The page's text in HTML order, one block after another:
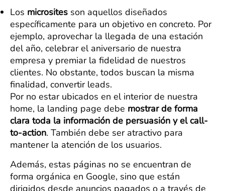
Los microsites son aquellos diseñados
específicamente para un objetivo en concreto. Por
ejemplo, aprovechar la llegada de una estación
del año, celebrar el aniversario de nuestra
empresa y premiar la fidelidad de nuestros
clientes. No obstante, todos buscan la misma
finalidad, convertir leads.
Por no estar ubicados en el interior de nuestra
home, la landing page debe mostrar de forma
clara toda la información de persuasión y el call-
to-action. También debe ser atractivo para
mantener la atención de los usuarios.
Además, estas páginas no se encuentran de
forma orgánica en Google, sino que están
dirigidos desde anuncios pagados o a través de